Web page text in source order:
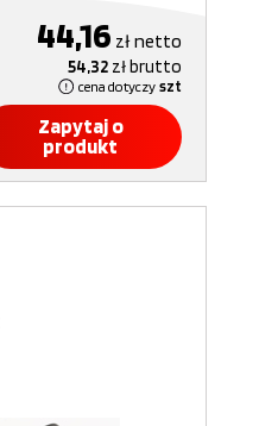
44,16 złnetto
54,32 złbrutto
cena dotyczy szt
Zapytaj o
produkt